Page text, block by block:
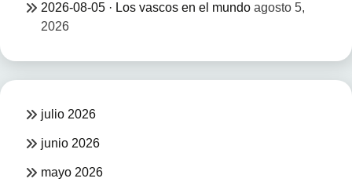
2026-08-05 · Los vascos en el mundo agosto 5,
2026
julio 2026
junio 2026
mayo 2026